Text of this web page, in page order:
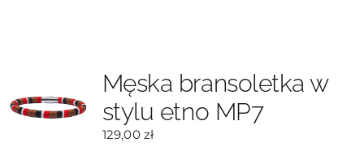
można
wybrać
na
Męska bransoletka w
stylu etno MP7
129,00zł